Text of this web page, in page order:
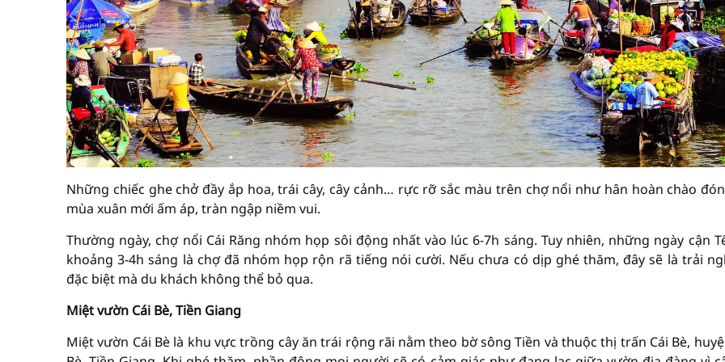
Những chiếc ghe chở đầy ắp hoa, trái cây, cây cảnh… rực rỡ sắc màu trên chợ nổi như hân hoàn chào
mùa xuân mới ấm áp, tràn ngập niềm vui.
Thường ngày, chợ nổi Cái Răng nhóm họp sôi động nhất vào lúc 6-7h sáng. Tuy nhiên, những ngày cận
khoảng 3-4h sáng là chợ đã nhóm họp rộn rã tiếng nói cười. Nếu chưa có dịp ghé thăm, đây sẽ là trải
đặc biệt mà du khách không thể bỏ qua.
Miệt vườn Cái Bè, Tiền Giang
Miệt vườn Cái Bè là khu vực trồng cây ăn trái rộng rãi nằm theo bờ sông Tiền và thuộc thị trấn Cái Bè,